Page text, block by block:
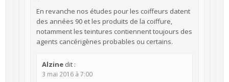
En revanche nos études pour les coiffeurs datent
des années 90 et les produits de la coiffure,
notamment les teintures contiennent toujours des
agents cancérigènes probables ou certains.
Alzine dit :
3 mai 2016 à 7:00